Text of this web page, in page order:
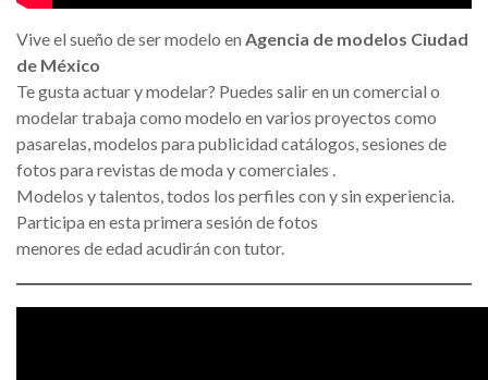
Vive el sueño de ser modelo en Agencia de modelos Ciudad
de México
Te gusta actuar y modelar? Puedes salir en un comercial o
modelar trabaja como modelo en varios proyectos como
pasarelas, modelos para publicidad catálogos, sesiones de
fotos para revistas de moda y comerciales .
Modelos y talentos, todos los perfiles con y sin experiencia.
Participa en esta primera sesión de fotos
menores de edad acudirán con tutor.